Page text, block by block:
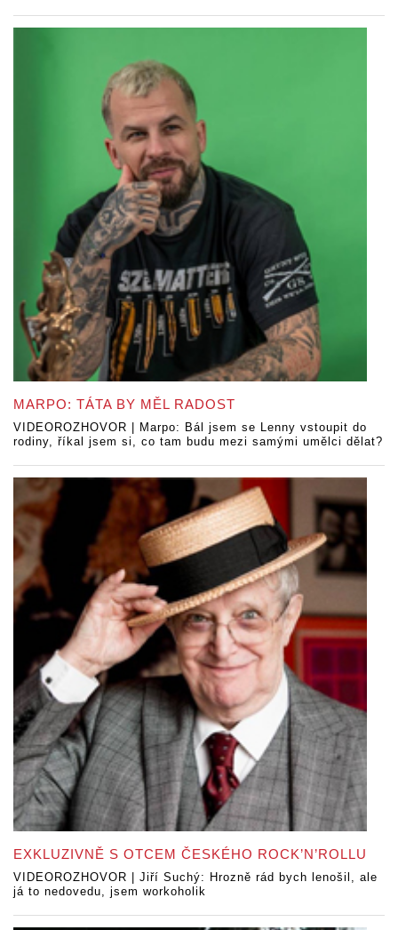
MARPO: TÁTA BY MĚL RADOST
VIDEOROZHOVOR | Marpo: Bál jsem se Lenny vstoupit do
rodiny, říkal jsem si, co tam budu mezi samými umělci dělat?
EXKLUZIVNĚ S OTCEM ČESKÉHO ROCK’N’ROLLU
VIDEOROZHOVOR | Jiří Suchý: Hrozně rád bych lenošil, ale
já to nedovedu, jsem workoholik